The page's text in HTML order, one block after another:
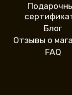
Блог
Отзывы о
FAQ